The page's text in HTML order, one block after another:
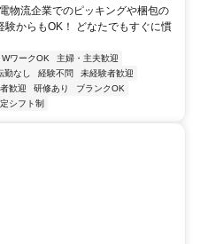
物流企業でのピッキングや梱包の
からもOK！ どなたでもすぐに慣
WワークOK
主婦・主夫歓迎
勤なし 経験不問
未経験者歓迎
歓迎 研修あり
ブランクOK
シフト制